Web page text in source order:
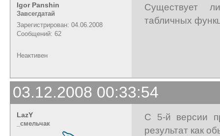
Igor Panshin
Завсегдатай
Зарегистрирован: 04.06.2008
Сообщений: 62
Существует
табличных
Неактивен
03.12.2008 00:33:54
LazY
_cмельчак
С 5-й версии
результат как